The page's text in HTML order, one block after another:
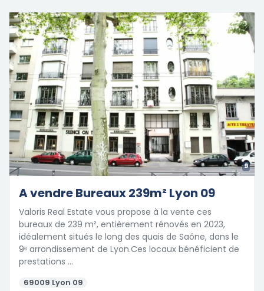
9
A vendre Bureaux 239m² Lyon 09
Valoris Real Estate vous propose à la vente ces
bureaux de 239 m², entièrement rénovés en 2023,
idéalement situés le long des quais de Saône, dans le
9ᵉ arrondissement de Lyon.Ces locaux bénéficient de
prestations …
69009 Lyon 09